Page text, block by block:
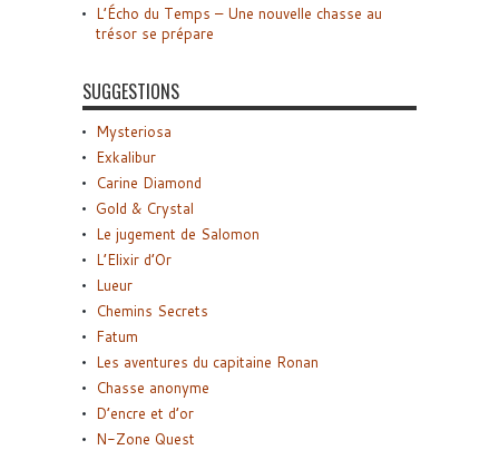
L’Écho du Temps – Une nouvelle chasse au
trésor se prépare
SUGGESTIONS
Mysteriosa
Exkalibur
Carine Diamond
Gold & Crystal
Le jugement de Salomon
L’Elixir d’Or
Lueur
Chemins Secrets
Fatum
Les aventures du capitaine Ronan
Chasse anonyme
D’encre et d’or
N-Zone Quest